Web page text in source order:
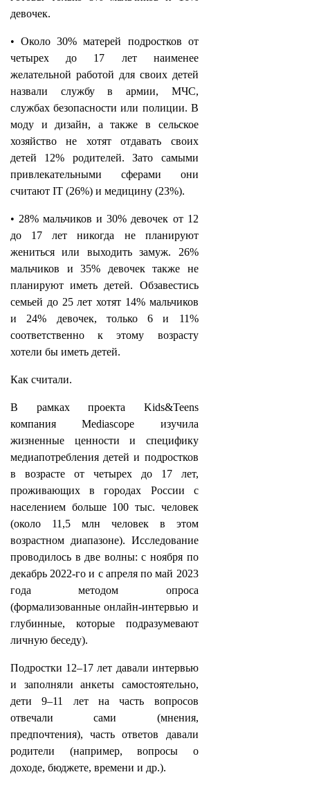
девочек.
• Около 30% матерей подростков от
четырех до 17 лет наименее
желательной работой для своих детей
назвали службу в армии, МЧС,
службах безопасности или полиции. В
моду и дизайн, а также в сельское
хозяйство не хотят отдавать своих
детей 12% родителей. Зато самыми
привлекательными сферами они
считают IT (26%) и медицину (23%).
• 28% мальчиков и 30% девочек от 12
до 17 лет никогда не планируют
жениться или выходить замуж. 26%
мальчиков и 35% девочек также не
планируют иметь детей. Обзавестись
семьей до 25 лет хотят 14% мальчиков
и 24% девочек, только 6 и 11%
соответственно к этому возрасту
хотели бы иметь детей.
Как считали.
В рамках проекта Kids&Teens
компания Mediascope изучила
жизненные ценности и специфику
медиапотребления детей и подростков
в возрасте от четырех до 17 лет,
проживающих в городах России с
населением больше 100 тыс. человек
(около 11,5 млн человек в этом
возрастном диапазоне). Исследование
проводилось в две волны: с ноября по
декабрь 2022-го и с апреля по май 2023
года методом опроса
(формализованные онлайн-интервью и
глубинные, которые подразумевают
личную беседу).
Подростки 12–17 лет давали интервью
и заполняли анкеты самостоятельно,
дети 9–11 лет на часть вопросов
отвечали сами (мнения,
предпочтения), часть ответов давали
родители (например, вопросы о
доходе, бюджете, времени и др.).